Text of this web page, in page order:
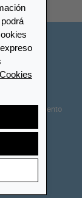
Cookies
de desistimiento
reservados